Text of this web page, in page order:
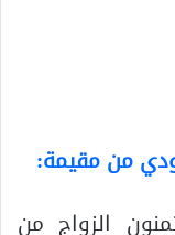
من مقيمة:
الزواج من